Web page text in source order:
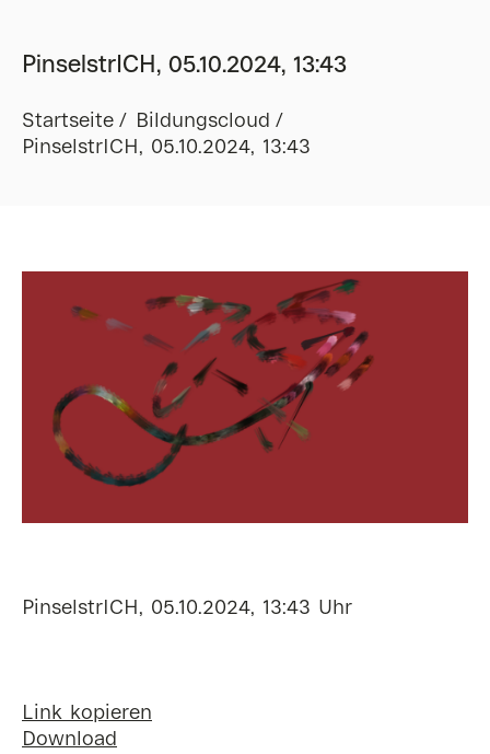
PinselstrICH, 05.10.2024, 13:43
Startseite
Bildungscloud
PinselstrICH, 05.10.2024, 13:43
PinselstrICH, 05.10.2024, 13:43 Uhr
Link kopieren
Download